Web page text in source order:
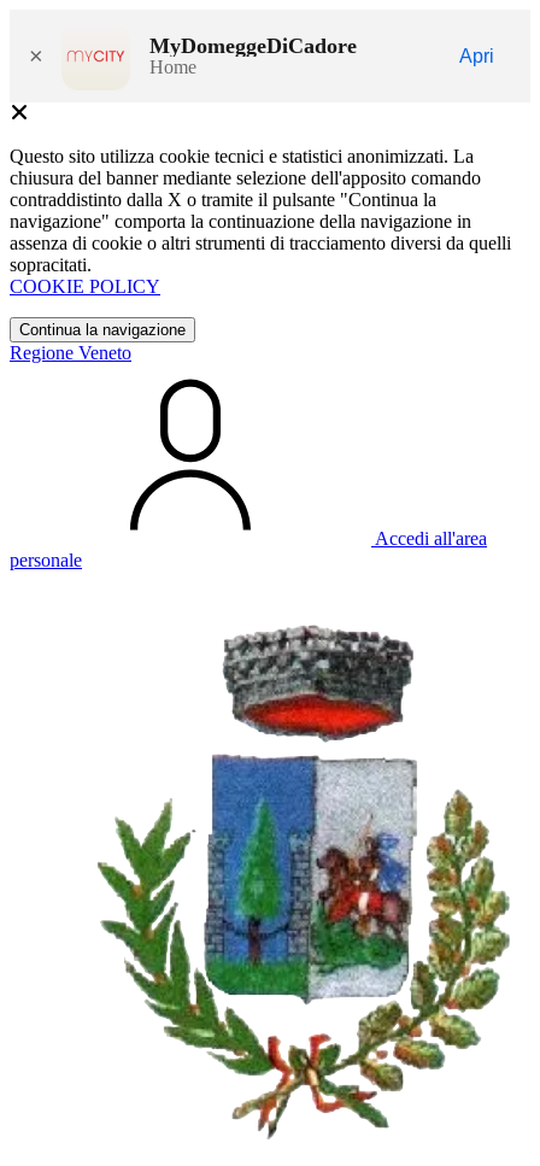
× MyDomeggeDiCadore
Home
Apri
Questo sito utilizza cookie tecnici e statistici anonimizzati. La
chiusura del banner mediante selezione dell'apposito comando
contraddistinto dalla X o tramite il pulsante "Continua la
navigazione" comporta la continuazione della navigazione in
assenza di cookie o altri strumenti di tracciamento diversi da quelli
sopracitati.
COOKIE POLICY
Continua la navigazione
Regione Veneto
Accedi all'area
personale